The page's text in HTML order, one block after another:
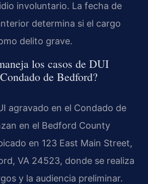
involuntario. La fecha de
determina si el cargo
delito grave.
los casos de DUI
de Bedford?
agravado en el Condado de
en el Bedford County
en 123 East Main Street,
VA 24523, donde se realiza
y la audiencia preliminar.